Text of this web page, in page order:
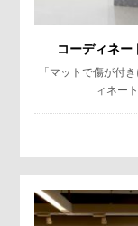
コーディネ
「マットで傷が付
ィネー